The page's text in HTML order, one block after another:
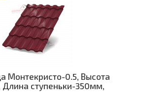
Монтекристо-0.5, Высота
ступеньки-350мм,